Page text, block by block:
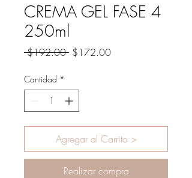
CREMA GEL FASE 4
250ml
$192.00 Precio
$172.00Precio
Cantidad *
Agregar al Carrito >
Realizar compra